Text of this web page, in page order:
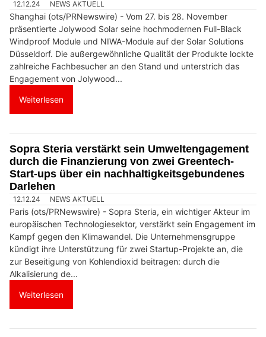
12.12.24 NEWS AKTUELL
Shanghai (ots/PRNewswire) - Vom 27. bis 28. November
präsentierte Jolywood Solar seine hochmodernen Full-Black
Windproof Module und NIWA-Module auf der Solar Solutions
Düsseldorf. Die außergewöhnliche Qualität der Produkte lockte
zahlreiche Fachbesucher an den Stand und unterstrich das
Engagement von Jolywood...
Weiterlesen
Sopra Steria verstärkt sein Umweltengagement
durch die Finanzierung von zwei Greentech-
Start-ups über ein nachhaltigkeitsgebundenes
Darlehen
12.12.24 NEWS AKTUELL
Paris (ots/PRNewswire) - Sopra Steria, ein wichtiger Akteur im
europäischen Technologiesektor, verstärkt sein Engagement im
Kampf gegen den Klimawandel. Die Unternehmensgruppe
kündigt ihre Unterstützung für zwei Startup-Projekte an, die
zur Beseitigung von Kohlendioxid beitragen: durch die
Alkalisierung de...
Weiterlesen